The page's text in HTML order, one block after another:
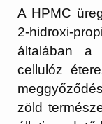
A HPMC
2-hidroxi-
általában a
cellulóz
zöld